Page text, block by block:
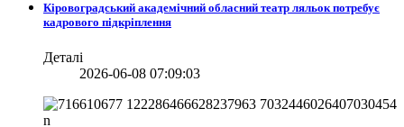
Кіровоградський академічний обласний театр ляльок потребує
кадрового підкріплення
Деталі
2026-06-08 07:09:03